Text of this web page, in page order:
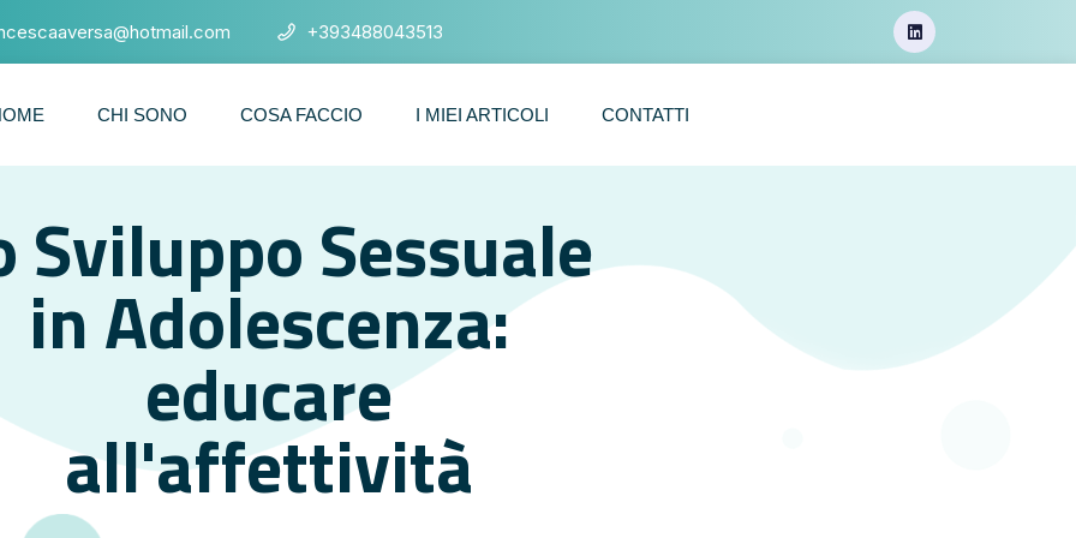
+393488043513
CHI SONO COSA FACCIO I MIEI ARTICOLI CONTATTI
Sviluppo Sessuale
in Adolescenza:
educare
all'affettività